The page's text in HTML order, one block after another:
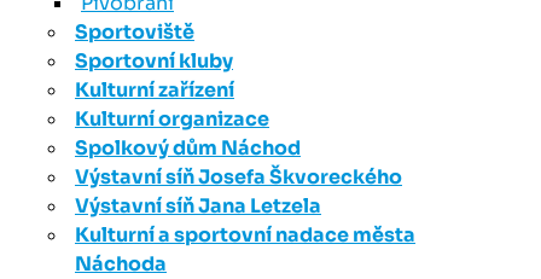
Sportoviště
Sportovní kluby
Kulturní zařízení
Kulturní organizace
Spolkový dům Náchod
Výstavní síň Josefa Škvoreckého
Výstavní síň Jana Letzela
Kulturní a sportovní nadace města
Náchoda